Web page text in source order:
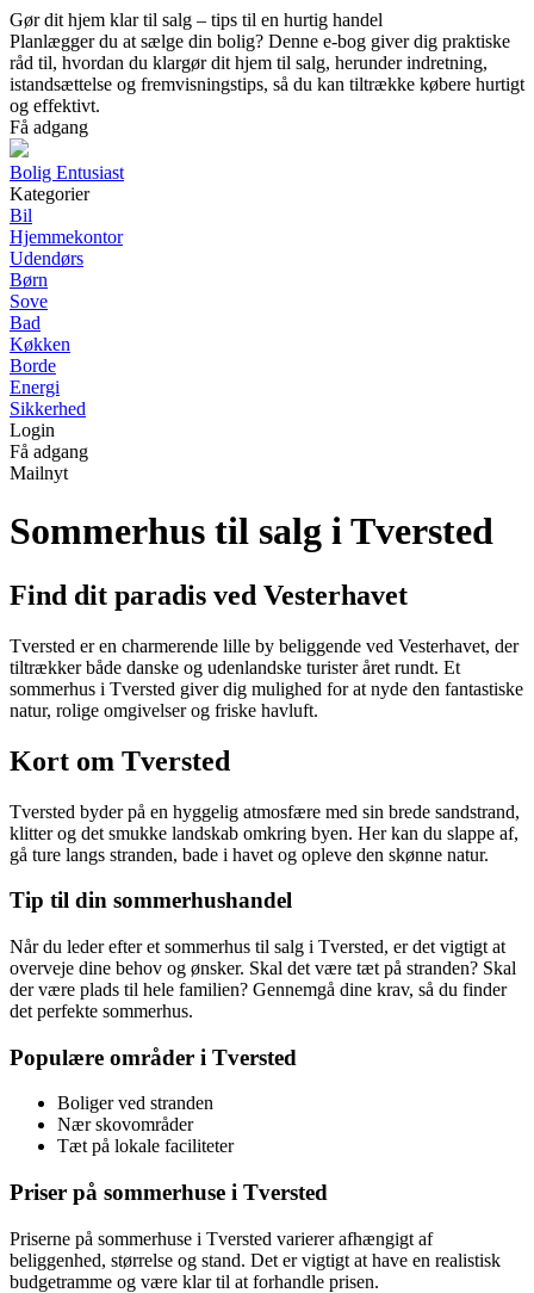
Gør dit hjem klar til salg – tips til en hurtig handel
Planlægger du at sælge din bolig? Denne e-bog giver dig praktiske
råd til, hvordan du klargør dit hjem til salg, herunder indretning,
istandsættelse og fremvisningstips, så du kan tiltrække købere hurtigt
og effektivt.
Få adgang
Bolig Entusiast
Kategorier
Bil
Hjemmekontor
Udendørs
Børn
Sove
Bad
Køkken
Borde
Energi
Sikkerhed
Login
Få adgang
Mailnyt
Sommerhus til salg i Tversted
Find dit paradis ved Vesterhavet
Tversted er en charmerende lille by beliggende ved Vesterhavet, der
tiltrækker både danske og udenlandske turister året rundt. Et
sommerhus i Tversted giver dig mulighed for at nyde den fantastiske
natur, rolige omgivelser og friske havluft.
Kort om Tversted
Tversted byder på en hyggelig atmosfære med sin brede sandstrand,
klitter og det smukke landskab omkring byen. Her kan du slappe af,
gå ture langs stranden, bade i havet og opleve den skønne natur.
Tip til din sommerhushandel
Når du leder efter et sommerhus til salg i Tversted, er det vigtigt at
overveje dine behov og ønsker. Skal det være tæt på stranden? Skal
der være plads til hele familien? Gennemgå dine krav, så du finder
det perfekte sommerhus.
Populære områder i Tversted
Boliger ved stranden
Nær skovområder
Tæt på lokale faciliteter
Priser på sommerhuse i Tversted
Priserne på sommerhuse i Tversted varierer afhængigt af
beliggenhed, størrelse og stand. Det er vigtigt at have en realistisk
budgetramme og være klar til at forhandle prisen.